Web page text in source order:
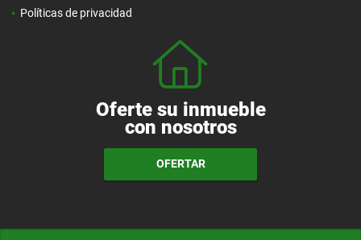
Políticas de privacidad
Oferte su inmueble
con nosotros
OFERTAR